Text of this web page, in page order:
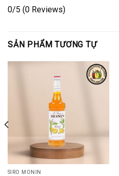
0/5 (0 Reviews)
SẢN PHẨM TƯƠNG TỰ
SIRO MONIN